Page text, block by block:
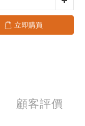
立即購買
顧客評價